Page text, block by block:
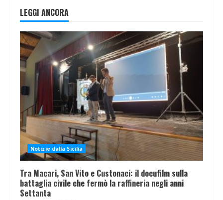
LEGGI ANCORA
Notizie dalla Sicilia
Tra Macari, San Vito e Custonaci: il docufilm sulla
battaglia civile che fermò la raffineria negli anni
Settanta